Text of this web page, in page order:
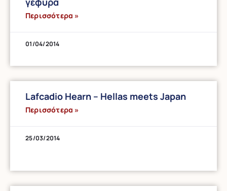
Περισσότερα »
01/04/2014
Lafcadio Hearn – Hellas meets Japan
Περισσότερα »
25/03/2014